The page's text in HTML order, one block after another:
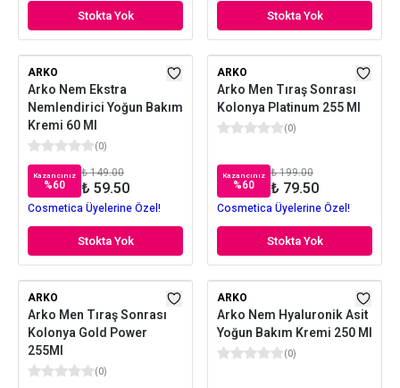
Stokta Yok Stokta Yok
ARKO
Arko Nem Ekstra
Nemlendirici Yoğun Bakım
Kremi 60 Ml
(0)
Kazancınız
%60
₺ 149.00
₺ 59.50
Cosmetica Üyelerine Özel!
Stokta Yok
ARKO
Arko Men Tıraş Sonrası
Kolonya Platinum 255 Ml
(0)
Kazancınız
%60
₺ 199.00
₺ 79.50
Cosmetica Üyelerine Özel!
Stokta Yok
ARKO
Arko Men Tıraş Sonrası
Kolonya Gold Power
255Ml
(0)
ARKO
Arko Nem Hyaluronik Asit
Yoğun Bakım Kremi 250 Ml
(0)